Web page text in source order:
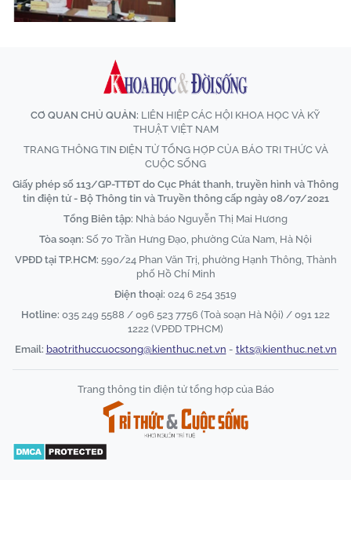
CƠ QUAN CHỦ QUẢN: LIÊN HIỆP CÁC HỘI KHOA HỌC VÀ KỸ
THUẬT VIỆT NAM
TRANG THÔNG TIN ĐIỆN TỬ TỔNG HỢP CỦA BÁO TRI THỨC VÀ
CUỘC SỐNG
Giấy phép số 113/GP-TTĐT do Cục Phát thanh, truyền hình và Thông
tin điện tử - Bộ Thông tin và Truyền thông cấp ngày 08/07/2021
Tổng Biên tập: Nhà báo Nguyễn Thị Mai Hương
Tòa soạn: Số 70 Trần Hưng Đạo, phường Cửa Nam, Hà Nội
VPĐD tại TP.HCM: 590/24 Phan Văn Trị, phường Hạnh Thông, Thành
phố Hồ Chí Minh
Điện thoại: 024 6 254 3519
Hotline: 035 249 5588 / 096 523 7756 (Toà soạn Hà Nội) / 091 122
1222 (VPĐD TPHCM)
Email: baotrithuccuocsong@kienthuc.net.vn - tkts@kienthuc.net.vn
Trang thông tin điện tử tổng hợp của Báo